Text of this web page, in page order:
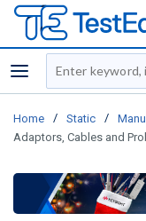
menu
Site Search
Home / Static /
Adaptors, Cables and